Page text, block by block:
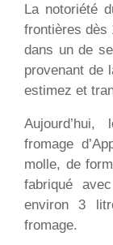
La notoriété
frontières dès
dans un de
provenant de
estimez et
fromage
molle, de
fabriqué
environ 3
fromage.